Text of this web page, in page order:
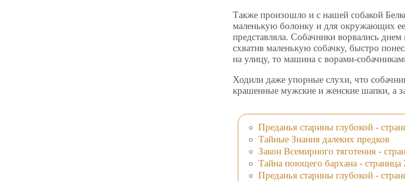
Также произошло и с нашей собакой
маленькую болонку и для окружающих
представляла. Собачники ворвались
схватив маленькую собачку, быстро
на улицу, то машина с ворами-
Ходили даже упорные слухи, что
крашенные мужские и женские шапки, а
Преданья старины глубокой -
Тайные Знания далеких предков
Закон Всемирного тяготения -
Тайна поющего бархана - страница
Преданья старины глубокой -